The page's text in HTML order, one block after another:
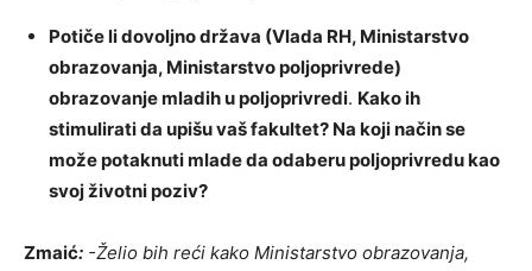
Potiče li dovoljno država (Vlada RH, Ministarstvo
obrazovanja, Ministarstvo poljoprivrede)
obrazovanje mladih u poljoprivredi. Kako ih
stimulirati da upišu vaš fakultet? Na koji način se
može potaknuti mlade da odaberu poljoprivredu kao
svoj životni poziv?
Zmaić: -Želio bih reći kako Ministarstvo obrazovanja,